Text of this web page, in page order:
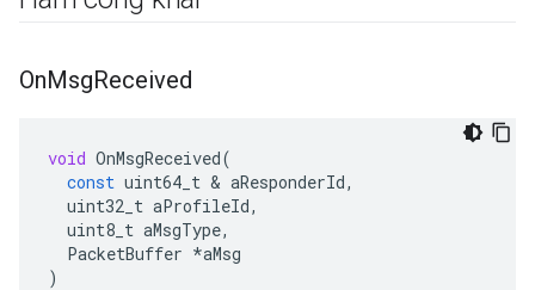
OnMsgReceived
void OnMsgReceived(
const uint64_t & aResponderId,
uint32_t aProfileId,
uint8_t aMsgType,
PacketBuffer *aMsg
)